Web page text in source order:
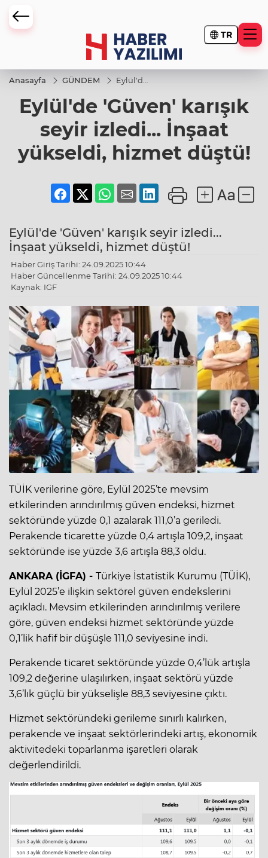
TR
Anasayfa GÜNDEM
Eylül'de
karışık
seyir
İnşaat
yükseldi,
hizmet
düştü!
Eylül'de 'Güven' karışık
seyir izledi... İnşaat
yükseldi, hizmet düştü!
Eylül'de 'Güven' karışık seyir izledi...
İnşaat yükseldi, hizmet düştü!
Haber Giriş Tarihi: 24.09.2025 10:44
Haber Güncellenme Tarihi: 24.09.2025 10:44
Kaynak: IGF
TÜİK verilerine göre, Eylül 2025’te mevsim
etkilerinden arındırılmış güven endeksi, hizmet
sektöründe yüzde 0,1 azalarak 111,0’a geriledi.
Perakende ticarette yüzde 0,4 artışla 109,2, inşaat
sektöründe ise yüzde 3,6 artışla 88,3 oldu.
ANKARA (İGFA) - Türkiye İstatistik Kurumu (TÜİK),
Eylül 2025’e ilişkin sektörel güven endekslerini
açıkladı. Mevsim etkilerinden arındırılmış verilere
göre, güven endeksi hizmet sektöründe yüzde
0,1’lik hafif bir düşüşle 111,0 seviyesine indi.
Perakende ticaret sektöründe yüzde 0,4’lük artışla
109,2 değerine ulaşılırken, inşaat sektörü yüzde
3,6’lık güçlü bir yükselişle 88,3 seviyesine çıktı.
Hizmet sektöründeki gerileme sınırlı kalırken,
perakende ve inşaat sektörlerindeki artış, ekonomik
aktivitedeki toparlanma işaretleri olarak
değerlendirildi.